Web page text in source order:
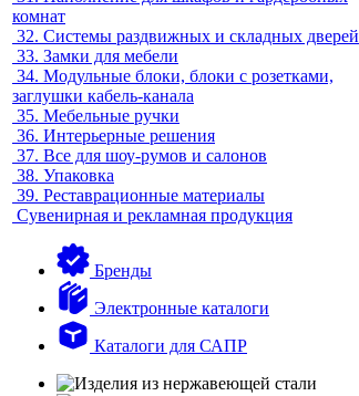
комнат
32. Системы раздвижных и складных дверей
33. Замки для мебели
34. Модульные блоки, блоки с розетками,
заглушки кабель-канала
35. Мебельные ручки
36. Интерьерные решения
37. Все для шоу-румов и салонов
38. Упаковка
39. Реставрационные материалы
Сувенирная и рекламная продукция
Бренды
Электронные каталоги
Каталоги для САПР